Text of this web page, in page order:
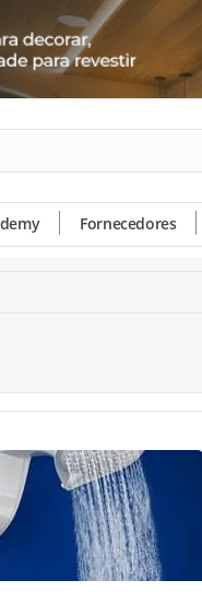
Fornecedores